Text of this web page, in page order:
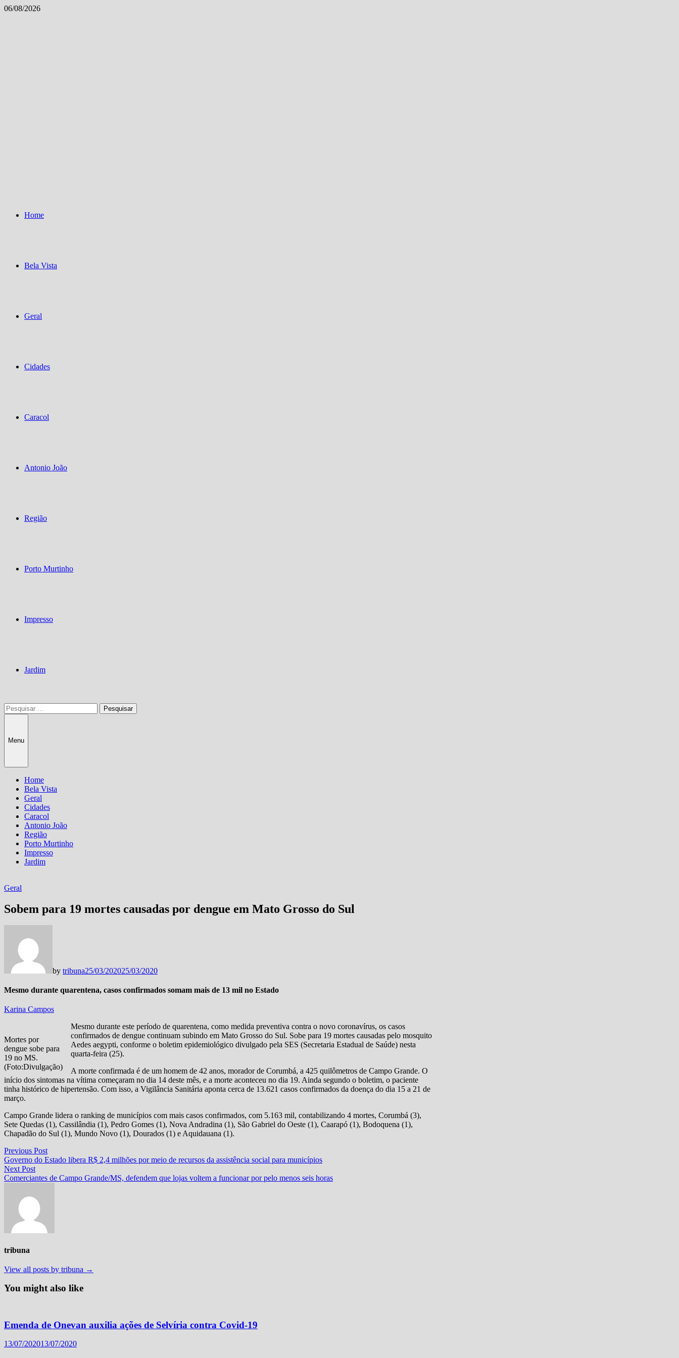
Skip
06/08/2026
Home
Bela Vista
Geral
Cidades
Caracol
Antonio João
Região
Porto Murtinho
Impresso
Jardim
Pesquisar
por:
Menu
Home
Bela Vista
Geral
Cidades
Caracol
Antonio João
Região
Porto Murtinho
Impresso
Jardim
Geral
Sobem para 19 mortes causadas por dengue em Mato Grosso do Sul
by tribuna25/03/202025/03/2020
Mesmo durante quarentena, casos confirmados somam mais de 13 mil no Estado
Karina Campos
Mortes por
dengue sobe para
19 no MS.
(Foto:Divulgação)
Mesmo durante este período de quarentena, como medida preventiva contra o novo coronavírus, os casos
confirmados de dengue continuam subindo em Mato Grosso do Sul. Sobe para 19 mortes causadas pelo mosquito
Aedes aegypti, conforme o boletim epidemiológico divulgado pela SES (Secretaria Estadual de Saúde) nesta
quarta-feira (25).
A morte confirmada é de um homem de 42 anos, morador de Corumbá, a 425 quilômetros de Campo Grande. O
início dos sintomas na vítima começaram no dia 14 deste mês, e a morte aconteceu no dia 19. Ainda segundo o boletim, o paciente
tinha histórico de hipertensão. Com isso, a Vigilância Sanitária aponta cerca de 13.621 casos confirmados da doença do dia 15 a 21 de
março.
Campo Grande lidera o ranking de municípios com mais casos confirmados, com 5.163 mil, contabilizando 4 mortes, Corumbá (3),
Sete Quedas (1), Cassilândia (1), Pedro Gomes (1), Nova Andradina (1), São Gabriel do Oeste (1), Caarapó (1), Bodoquena (1),
Chapadão do Sul (1), Mundo Novo (1), Dourados (1) e Aquidauana (1).
Navegação
de
Post
Previous PostPrevious
post:
Governo do Estado libera R$ 2,4 milhões por meio de recursos da assistência social para municípios
Next PostNext
post:
Comerciantes de Campo Grande/MS, defendem que lojas voltem a funcionar por pelo menos seis horas
tribuna
View all posts by tribuna →
You might also like
Emenda de Onevan auxilia ações de Selvíria contra Covid-19
13/07/202013/07/2020